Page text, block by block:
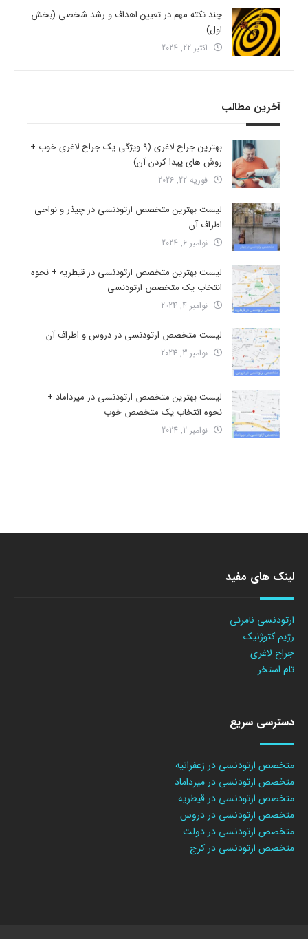
چند نکته مهم در تعیین اهداف و رشد شخصی (بخش
اول)
اکتبر 22, 2024
آخرین مطالب
بهترین جراح لاغری (9 ویژگی یک جراح لاغری خوب +
روش های پیدا کردن آن)
فوریه 22, 2026
لیست بهترین متخصص ارتودنسی در چیذر و نواحی
اطراف آن
نوامبر 6, 2024
لیست بهترین متخصص ارتودنسی در قیطریه + نحوه
انتخاب یک متخصص ارتودنسی
نوامبر 4, 2024
لیست متخصص ارتودنسی در دروس و اطراف آن
نوامبر 3, 2024
لیست بهترین متخصص ارتودنسی در میرداماد +
نحوه انتخاب یک متخصص خوب
نوامبر 2, 2024
لینک های مفید
ارتودنسی نامرئی
رژیم کتوژنیک
جراح لاغری
تام استخر
دسترسی سریع
متخصص ارتودنسی در زعفرانیه
متخصص ارتودنسی در میرداماد
متخصص ارتودنسی در قیطریه
متخصص ارتودنسی در دروس
متخصص ارتودنسی در دولت
متخصص ارتودنسی در کرج